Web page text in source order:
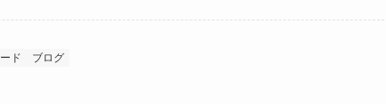
ド ブログ